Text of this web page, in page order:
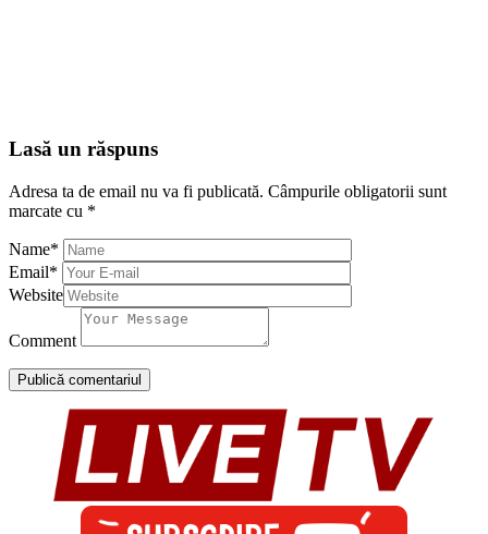
Lasă un răspuns
Adresa ta de email nu va fi publicată. Câmpurile obligatorii sunt
marcate cu *
Name*
Email*
Website
Comment